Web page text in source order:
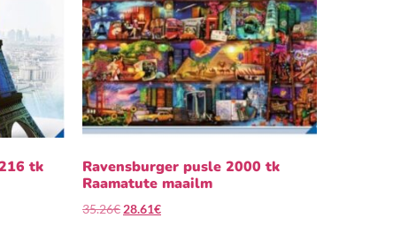
tk
Ravensburger pusle 2000 tk
Raamatute maailm
35.26€ 28.61€